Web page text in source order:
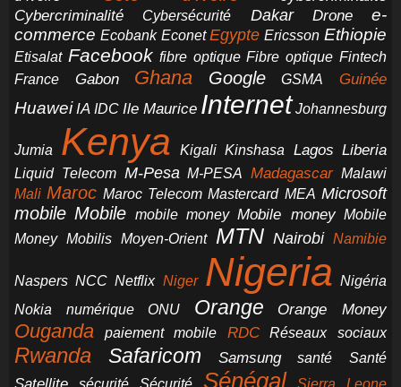
Cybercriminalité
Cybersécurité Dakar Drone
e-
commerce Ecobank Econet Egypte Ericsson Ethiopie
Etisalat Facebook fibre optique Fibre optique Fintech
France
Gabon Ghana Google GSMA Guinée
Huawei IA IDC Ile Maurice Internet Johannesburg
Jumia Kenya Kigali Kinshasa Lagos Liberia
Liquid Telecom M-Pesa M-PESA Madagascar Malawi
Mali Maroc Maroc Telecom Mastercard MEA Microsoft
mobile Mobile mobile money Mobile money Mobile
Money Mobilis Moyen-Orient MTN Nairobi Namibie
Naspers NCC Netflix Niger Nigeria Nigéria
Nokia
numérique ONU Orange Orange Money
Ouganda paiement mobile RDC Réseaux sociaux
Rwanda Safaricom Samsung santé Santé
Satellite sécurité Sécurité Sénégal Sierra Leone